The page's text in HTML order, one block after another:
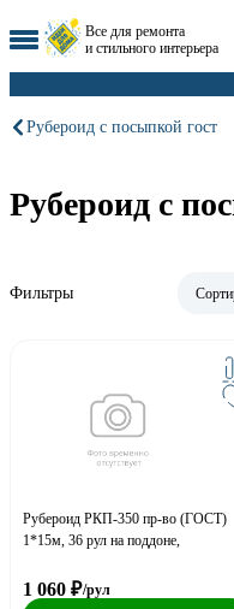
Все для ремонта
и стильного интерьера
Рубероид с посыпкой гост
Рубероид с
Фильтры
Рубероид РКП-350 пр-во (ГОСТ)
1*15м, 36 рул на поддоне,
1 060 ₽/рул